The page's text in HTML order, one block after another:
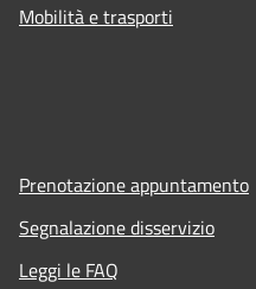
Mobilità e trasporti
Prenotazione appuntamento
Segnalazione disservizio
Leggi le FAQ